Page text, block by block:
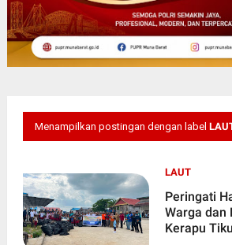
Menampilkan postingan dengan label
LAUT
Peringati
Warga dan
Kerapu